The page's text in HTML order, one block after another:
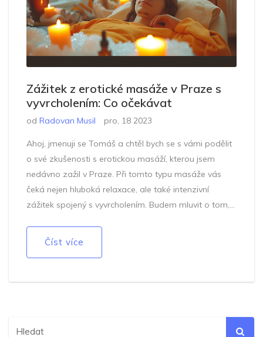
Zážitek z erotické masáže v Praze s
vyvrcholením: Co očekávat
od Radovan Musil pro, 18 2023
Ahoj, jmenuji se Tomáš a chtěl bych se s vámi podělit
o své zkušenosti s erotickou masáží, kterou jsem
nedávno zažil v Praze. Při tomto typu masáže vás
čeká nejen hluboká relaxace, ale také intenzivní
zážitek spojený s vyvrcholením. Budem mluvit o tom,
masérky a jaké jsou benefity pro tělesné i duševní
dodá novou energii a uvolnění, tak erotická masáž s
Číst více